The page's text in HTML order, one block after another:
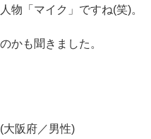
物「マイク」ですね(笑)。
かも聞きました。
大阪府／男性)